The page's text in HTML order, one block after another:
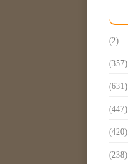
(2)
(357)
(631)
(447)
(420)
(238)